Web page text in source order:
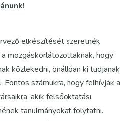
elkészítését szeretnék
mozgáskorlátozottaknak, hogy
közlekedni, önállóan ki tudjanak
Fontos számukra, hogy felhívják a
akik felsőoktatási
tanulmányokat folytatni.